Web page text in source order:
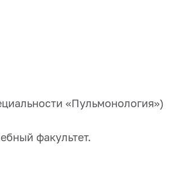
«Пульмонология»)
факультет.